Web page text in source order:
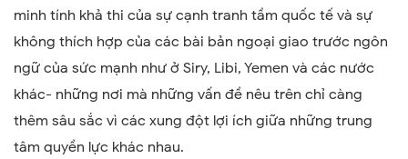
minh tính khả thi của sự cạnh tranh tầm quốc tế và sự
không thích hợp của các bài bản ngoại giao trước ngôn
ngữ của sức mạnh như ở Siry, Libi, Yemen và các nước
khác- những nơi mà những vấn đề nêu trên chỉ càng
thêm sâu sắc vì các xung đột lợi ích giữa những trung
tâm quyền lực khác nhau.